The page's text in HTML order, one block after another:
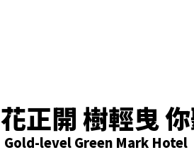
花正開 樹輕曳
Gold-level Green Mark Hotel
只要席地而坐 小
Gold-level Green Mark Hotel
綠意萌動迎朝曦
Gold-level Green Mark Hotel
花正開 樹輕曳
Gold-level Green Mark Hotel